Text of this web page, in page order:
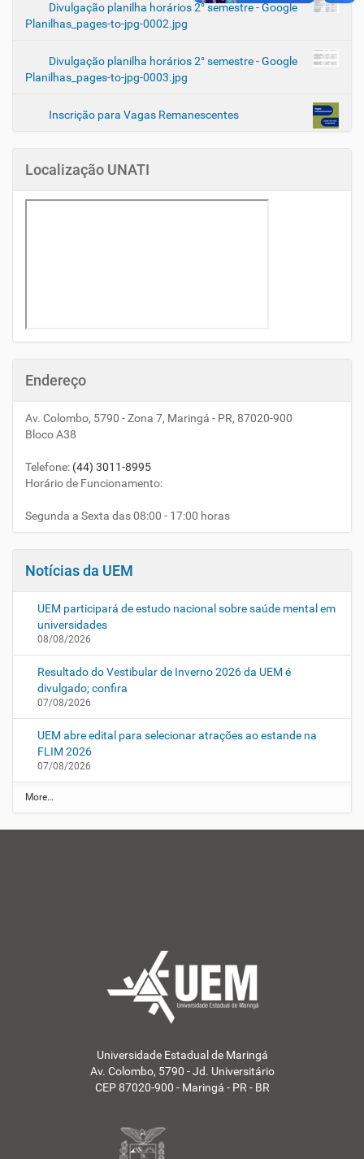
Divulgação planilha horários 2° semestre - Google
Planilhas_pages-to-jpg-0002.jpg
Divulgação planilha horários 2° semestre - Google
Planilhas_pages-to-jpg-0003.jpg
Inscrição para Vagas Remanescentes
Localização UNATI
Endereço
Av. Colombo, 5790 - Zona 7, Maringá - PR, 87020-900
Bloco A38
Telefone: (44) 3011-8995
Horário de Funcionamento:
Segunda a Sexta das 08:00 - 17:00 horas
Notícias da UEM
UEM participará de estudo nacional sobre saúde mental em
universidades
08/08/2026
Resultado do Vestibular de Inverno 2026 da UEM é
divulgado; confira
07/08/2026
UEM abre edital para selecionar atrações ao estande na
FLIM 2026
07/08/2026
N
o
More…
Universidade Estadual de Maringá
Av. Colombo, 5790 - Jd. Universitário
CEP 87020-900 - Maringá - PR - BR
Aumentar tamanho
Diminuir tamanho do
Diminuir